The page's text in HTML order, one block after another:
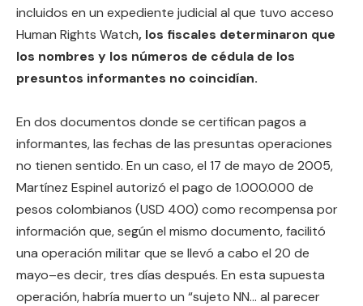
incluidos en un expediente judicial al que tuvo acceso
Human Rights Watch, los fiscales determinaron que
los nombres y los números de cédula de los
presuntos informantes no coincidían.
En dos documentos donde se certifican pagos a
informantes, las fechas de las presuntas operaciones
no tienen sentido. En un caso, el 17 de mayo de 2005,
Martínez Espinel autorizó el pago de 1.000.000 de
pesos colombianos (USD 400) como recompensa por
información que, según el mismo documento, facilitó
una operación militar que se llevó a cabo el 20 de
mayo–es decir, tres días después. En esta supuesta
operación, habría muerto un “sujeto NN… al parecer